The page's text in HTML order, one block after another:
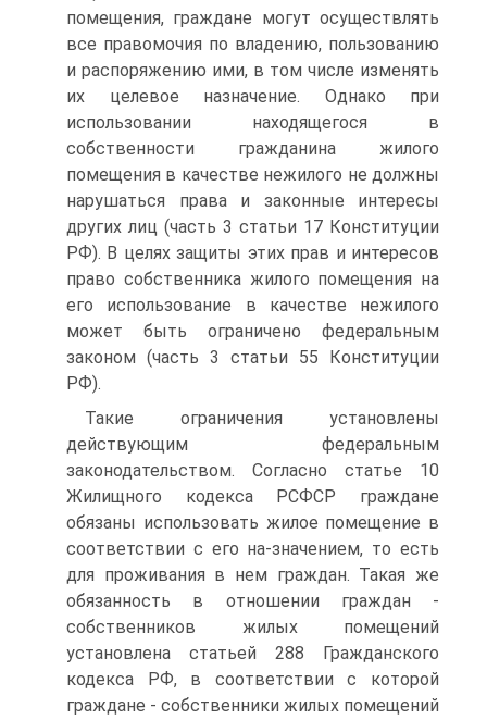
помещения, граждане могут осуществлять
все правомочия по владению, пользованию
и распоряжению ими, в том числе изменять
их целевое назначение. Однако при
использовании находящегося в
собственности гражданина жилого
помещения в качестве нежилого не должны
нарушаться права и законные интересы
других лиц (часть 3 статьи 17 Конституции
РФ). В целях защиты этих прав и интересов
право собственника жилого помещения на
его использование в качестве нежилого
может быть ограничено федеральным
законом (часть 3 статьи 55 Конституции
РФ).
Такие ограничения установлены
действующим федеральным
законодательством. Согласно статье 10
Жилищного кодекса РСФСР граждане
обязаны использовать жилое помещение в
соответствии с его на-значением, то есть
для проживания в нем граждан. Такая же
обязанность в отношении граждан -
собственников жилых помещений
установлена статьей 288 Гражданского
кодекса РФ, в соответствии с которой
граждане - собственники жилых помещений